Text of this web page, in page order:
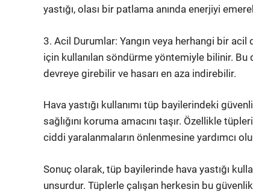
yastığı, olası bir patlama anında enerjiyi
3. Acil Durumlar: Yangın veya herhangi bir acil
için kullanılan söndürme yöntemiyle bilinir. Bu
devreye girebilir ve hasarı en aza indirebilir.
Hava yastığı kullanımı tüp bayilerindeki
sağlığını koruma amacını taşır. Özellikle
ciddi yaralanmaların önlenmesine yardımcı
Sonuç olarak, tüp bayilerinde hava yastığı
unsurdur. Tüplerle çalışan herkesin bu